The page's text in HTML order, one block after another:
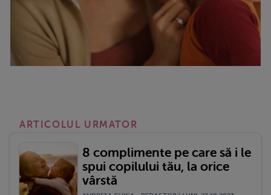
ARTICOLUL URMATOR
8 complimente pe care să i le
spui copilului tău, la orice
vârstă